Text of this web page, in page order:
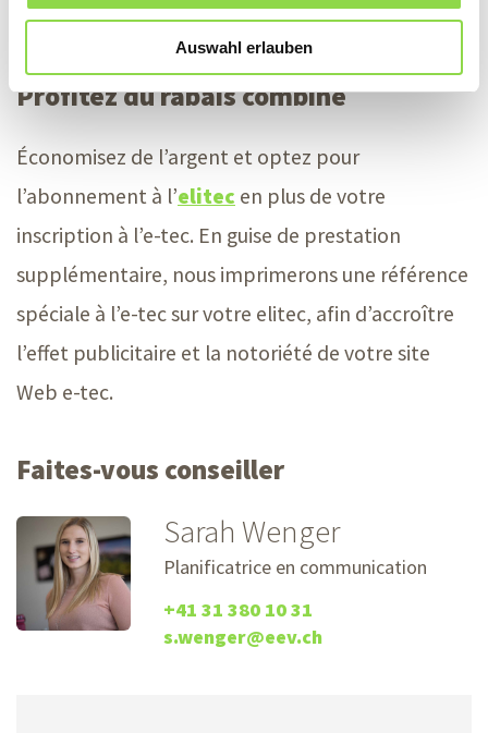
Auswahl erlauben
Publicité particulièrement avantageuse
Profitez du rabais combiné
Économisez de l’argent et optez pour
l’abonnement à l’elitec en plus de votre
inscription à l’e-tec. En guise de prestation
supplémentaire, nous imprimerons une référence
spéciale à l’e-tec sur votre elitec, afin d’accroître
l’effet publicitaire et la notoriété de votre site
Web e-tec.
Faites-vous conseiller
Sarah Wenger
Planificatrice en communication
+41 31 380 10 31
s.wenger@eev.ch